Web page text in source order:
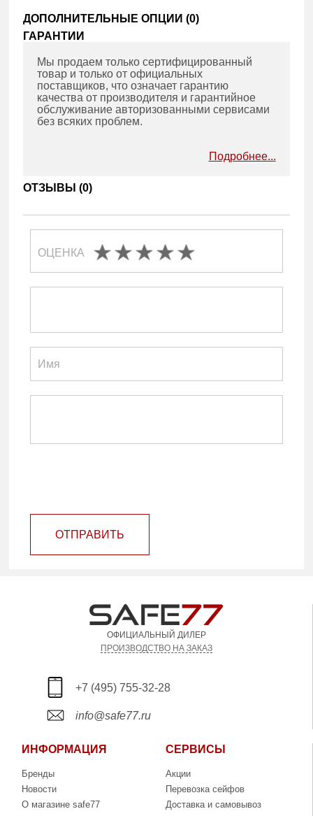
ДОПОЛНИТЕЛЬНЫЕ ОПЦИИ (0)
ГАРАНТИИ
Мы продаем только сертифицированный
товар и только от официальных
поставщиков, что означает гарантию
качества от производителя и гарантийное
обслуживание авторизованными сервисами
без всяких проблем.
Подробнее...
ОТЗЫВЫ (0)
ОЦЕНКА
ОТПРАВИТЬ
ОФИЦИАЛЬНЫЙ ДИЛЕР
ПРОИЗВОДСТВО НА ЗАКАЗ
+7 (495) 755-32-28
info@safe77.ru
ИНФОРМАЦИЯ
Бренды
Новости
О магазине safe77
СЕРВИСЫ
Акции
Перевозка сейфов
Доставка и самовывоз